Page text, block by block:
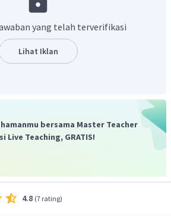
bentuk:
yang telah terverifikasi
Lihat Iklan
bersama Master Teacher
Live Teaching, GRATIS!
4.8 (7 rating)